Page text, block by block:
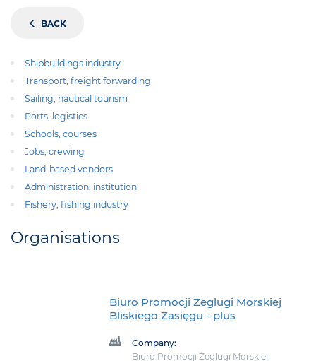
BACK
Shipbuildings industry
Transport, freight forwarding
Sailing, nautical tourism
Ports, logistics
Schools, courses
Jobs, crewing
Land-based vendors
Administration, institution
Fishery, fishing industry
Organisations
Biuro Promocji Żeglugi Morskiej
Bliskiego Zasięgu - plus
Company:
Biuro Promocji Żeglugi Morskiej